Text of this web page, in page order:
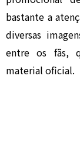
bastante a
diversas
entre os fãs,
material oficial.